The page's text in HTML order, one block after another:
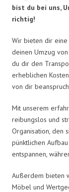
bist du bei uns,
richtig!
Wir bieten dir
deinen Umzug
du dir den
erheblichen
von dir
Mit unserem
reibungslos und
Organisation, den
pünktlichen
entspannen,
Außerdem bieten
Möbel und